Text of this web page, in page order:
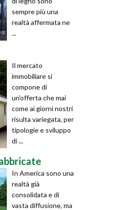
sempre più una
realtà affermata ne
...
Il mercato
immobiliare si
compone di
un’offerta che mai
come ai giorni nostri
risulta variegata, per
tipologie e sviluppo
di ...
In America sono una
realtà già
consolidata e di
vasta diffusione, ma